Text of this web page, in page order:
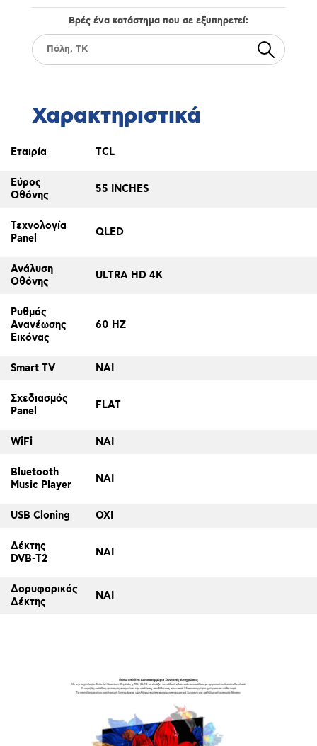
Βρές ένα κατάστημα που σε εξυπηρετεί:
Χαρακτηριστικά
Εταιρία TCL
Εύρος
Οθόνης
55 INCHES
Τεχνολογία
Panel
QLED
Ανάλυση
Οθόνης
ULTRA HD 4K
Ρυθμός
Ανανέωσης
Εικόνας
60 HZ
Smart TV ΝΑΙ
Σχεδιασμός
Panel
FLAT
WiFi ΝΑΙ
Bluetooth
Music Player
ΝΑΙ
USB Cloning ΟΧΙ
Δέκτης
DVB-T2
ΝΑΙ
Δορυφορικός
Δέκτης
ΝΑΙ